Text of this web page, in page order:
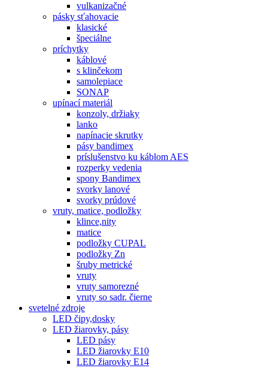
vulkanizačné
pásky sťahovacie
klasické
špeciálne
príchytky
káblové
s klinčekom
samolepiace
SONAP
upínací materiál
konzoly, držiaky
lanko
napínacie skrutky
pásy bandimex
príslušenstvo ku káblom AES
rozperky vedenia
spony Bandimex
svorky lanové
svorky prúdové
vruty, matice, podložky
klince,nity
matice
podložky CUPAL
podložky Zn
šruby metrické
vruty
vruty samorezné
vruty so sadr. čierne
svetelné zdroje
LED čipy,dosky
LED žiarovky, pásy
LED pásy
LED žiarovky E10
LED žiarovky E14